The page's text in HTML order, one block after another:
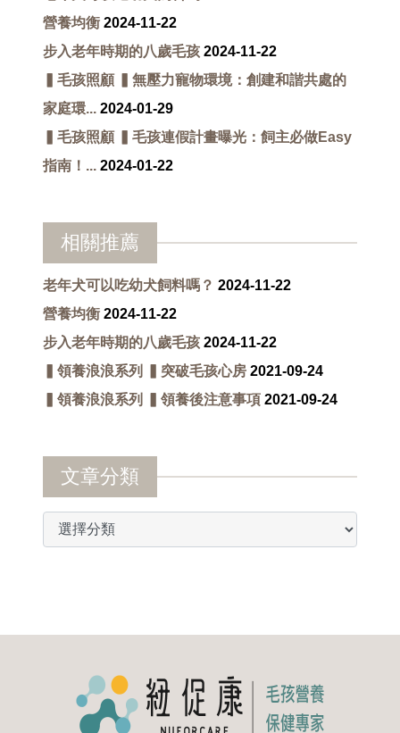
營養均衡 2024-11-22
步入老年時期的八歲毛孩 2024-11-22
▍毛孩照顧 ▍無壓力寵物環境：創建和諧共處的
家庭環... 2024-01-29
▍毛孩照顧 ▍毛孩連假計畫曝光：飼主必做Easy
指南！... 2024-01-22
相關推薦
老年犬可以吃幼犬飼料嗎？ 2024-11-22
營養均衡 2024-11-22
步入老年時期的八歲毛孩 2024-11-22
▍領養浪浪系列 ▍突破毛孩心房 2021-09-24
▍領養浪浪系列 ▍領養後注意事項 2021-09-24
文章分類